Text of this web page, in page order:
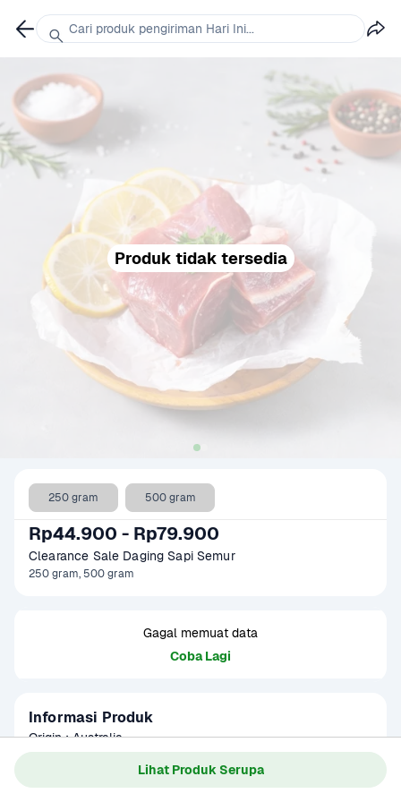
Lihat Produk Serupa
Produk tidak tersedia
250 gram 500 gram
Rp44.900 - Rp79.900
Clearance Sale Daging Sapi Semur
250 gram, 500 gram
Gagal memuat data
Coba Lagi
Informasi Produk
Origin : Australia
Fat Ratio : 30-40% (250 gr), 40 - 50% (500 gr).
Gramation : 250 gram & 500 gram
Cari produk pengiriman Hari Ini...